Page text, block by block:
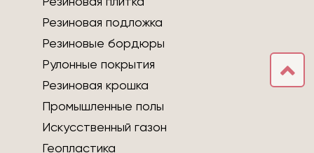
Резиновая подложка
Резиновые бордюры
Рулонные покрытия
Резиновая крошка
Промышленные полы
Искусственный газон
Геопластика